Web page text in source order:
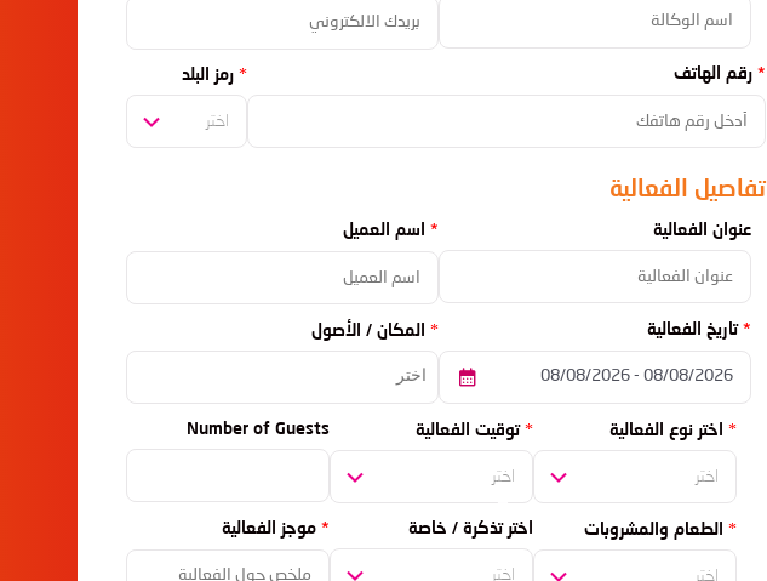
رمز البلد
اختر
رقم الهاتف
تفاصيل الفعالية
اسم العميل عنوان الفعالية
المكان / الأصول تاريخ الفعالية
Number of Guests توقيت الفعالية
اختر
اختر نوع الفعالية
اختر
موجز الفعالية اختر تذكرة / خاصة
اختر
الطعام والمشروبات
اختر